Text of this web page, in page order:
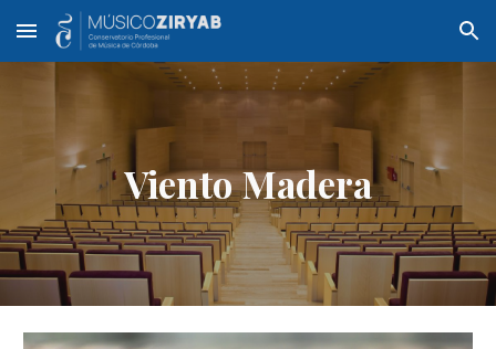
Skip to main content Skip to navigation
Viento Madera